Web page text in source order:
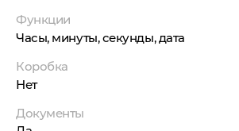
Функции
Часы, минуты, секунды, дата
Коробка
Нет
Документы